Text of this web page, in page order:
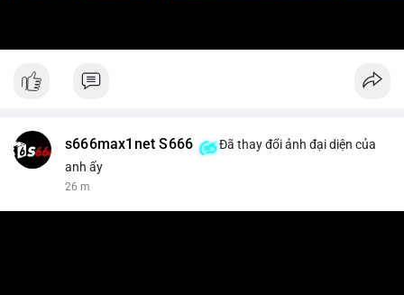
s666max1net S666
Đã thay đổi ảnh đại diện của
anh ấy
26 m